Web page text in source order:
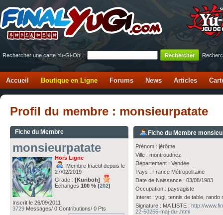
Rechercher une carte Yu-Gi-Oh! :
Accueil Boutique en Ligne Forums News Articles
Profil du membre : monsieurpatate
Fiche du Membre
monsieurpatate
Hors Ligne
Membre Inactif depuis le
27/02/2019
Grade : [Kuriboh]
Echanges 100 % (202)
Inscrit le 26/09/2011
3729 Messages/ 0 Contributions/ 0 Pts
Fiche du Membre
Prénom : jérôme
Ville : montroudnez
Département : Vendée
Pays : France Métropolitaine
Date de Naissance : 03/08/1983
Occupation : paysagiste
Interet : yugi, tennis de table, rando
Signature : MA LISTE :http://
22-50255-maj-du-.html